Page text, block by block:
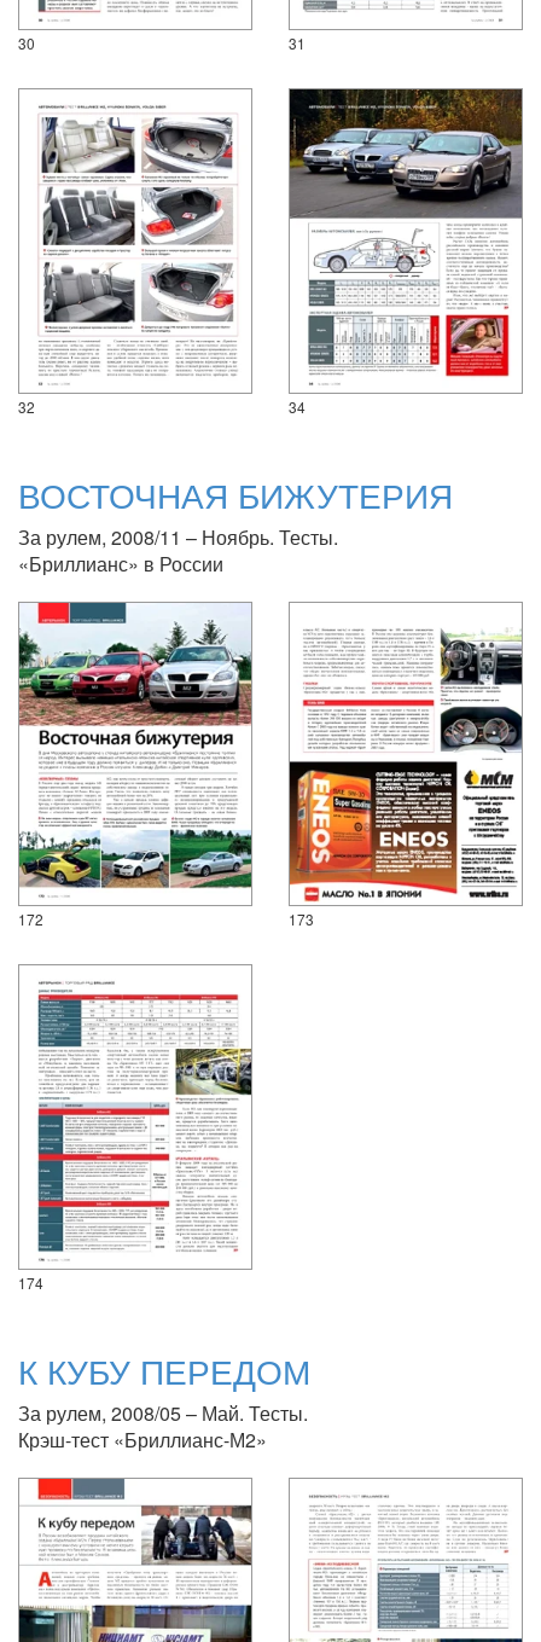
30 31
32 34
ВОСТОЧНАЯ БИЖУТЕРИЯ
За рулем, 2008/11 – Ноябрь. Тесты.
«Бриллианс» в России
172 173
174
К КУБУ ПЕРЕДОМ
За рулем, 2008/05 – Май. Тесты.
Крэш-тест «Бриллианс-М2»